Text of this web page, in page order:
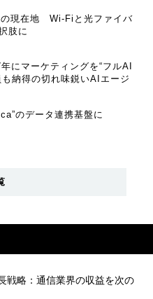
現在地 Wi-Fiと光ファイバ
肢に
にマーケティングを“フルAI
納得の切れ味鋭いAIエージ
のデータ連携基盤に
戦略：通信業界の収益を次の